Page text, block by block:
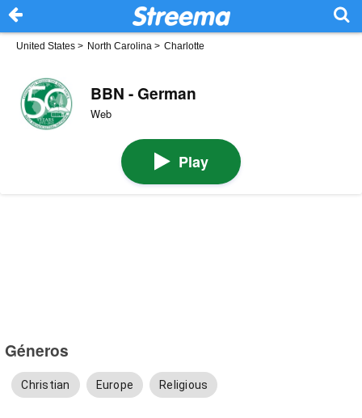
United States > North Carolina > Charlotte
BBN - German
Web
Play
Géneros
Christian Europe Religious